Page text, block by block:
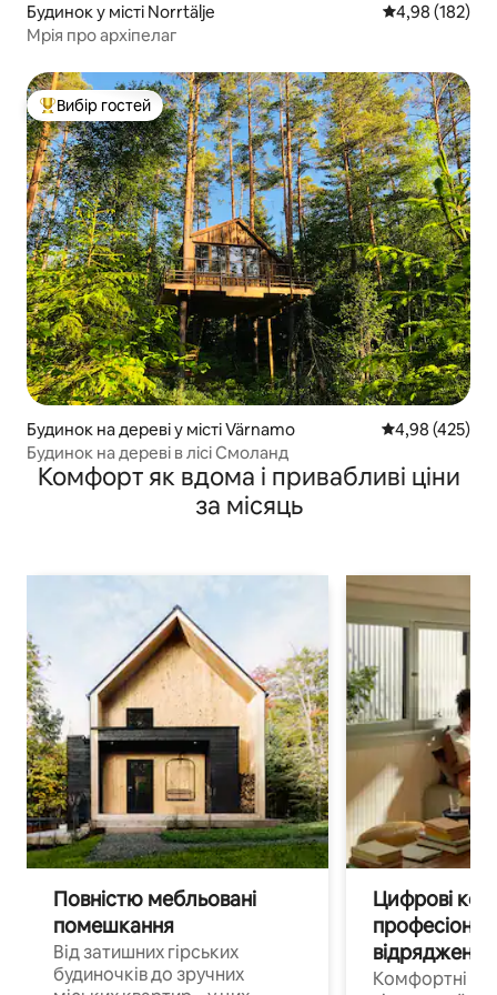
Будинок у місті Norrtälje Середня
4,98 (182)
Мрія про архіпелаг
Топ вибір гостей
Вибір гостей
Будинок на дереві у місті Värnamo Середня
4,98 (425)
Будинок на дереві в лісі Смоланд
Комфорт як вдома і привабливі ціни
за місяць
Повністю мебльовані
помешкання
Від затишних гірських
будиночків до зручних
Цифрові
Комфортні